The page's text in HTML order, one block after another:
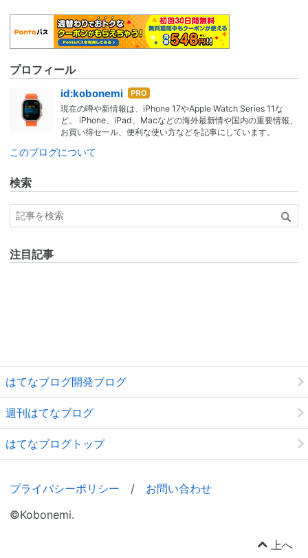
プロフィール
id:kobonemi はて
なブ
ログ
Pro
現在の噂や新情報は、iPhone 17やApple Watch Series 11な
ど。 iPhone、iPad、Macなどの海外最新情や国内の重要情報、
お買い得セール、便利な使い方などを記事にしています。
このブログについて
検索
注目記事
はてなブログ開発ブログ
週刊はてなブログ
はてなブログトップ
プライバシーポリシー / お問い合わせ
©Kobonemi.
上へ